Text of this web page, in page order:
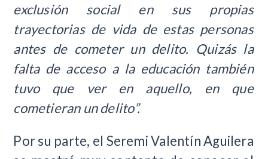
exclusión social en sus propias
trayectorias de vida de estas personas
antes de cometer un delito. Quizás la
falta de acceso a la educación también
tuvo que ver en aquello, en que
cometieran un delito”.
Por su parte, el Seremi Valentín Aguilera